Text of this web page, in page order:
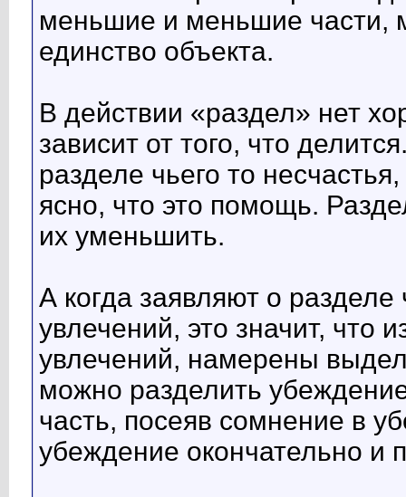
меньшие и меньшие части,
единство объекта.
В действии «раздел» нет
зависит от того, что
разделе чьего то
ясно, что это помощь.
их уменьшить.
А когда заявляют о
увлечений, это значит, что
увлечений, намерены
можно разделить
часть, посеяв сомнение в
убеждение окончательно и